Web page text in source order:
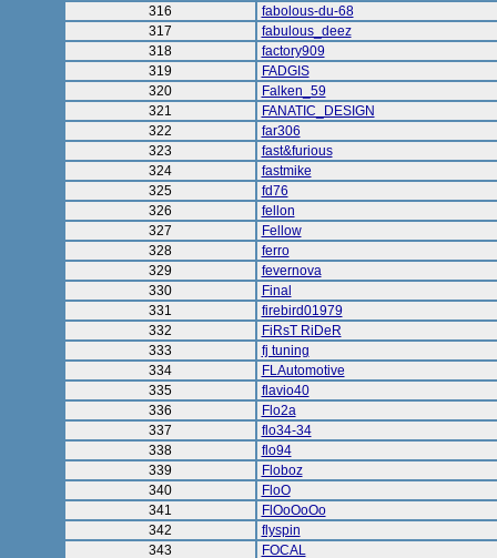
316
fabolous-du-68
317
fabulous_deez
318
factory909
319
FADGIS
320
Falken_59
321
FANATIC_DESIGN
322
far306
323
fast&furious
324
fastmike
325
fd76
326
fellon
327
Fellow
328
ferro
329
fevernova
330
Final
331
firebird01979
332
FiRsT RiDeR
333
fj tuning
334
FLAutomotive
335
flavio40
336
Flo2a
337
flo34-34
338
flo94
339
Floboz
340
FloO
341
FlOoOoOo
342
flyspin
343
FOCAL